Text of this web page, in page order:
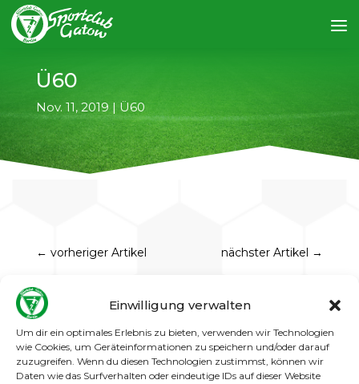
Einwilligung verwalten
Um dir ein optimales Erlebnis zu bieten, verwenden wir Technologien
wie Cookies, um Geräteinformationen zu speichern und/oder darauf
zuzugreifen. Wenn du diesen Technologien zustimmst, können wir
Daten wie das Surfverhalten oder eindeutige IDs auf dieser Website
Ü60
Nov. 11, 2019 | Ü60
← vorheriger Artikel nächster Artikel →
Nachdem wir jetzt schon sechs Mal gegen
einander gespielt haben gibt es immer noch
keinen sogenannten Gewinner. Die ersten
beiden Spiele gewann S 06 dann waren wir mit
zwei Siegen erfolgreich und nun gab es zwei